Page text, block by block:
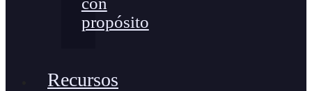
propósito
Recursos